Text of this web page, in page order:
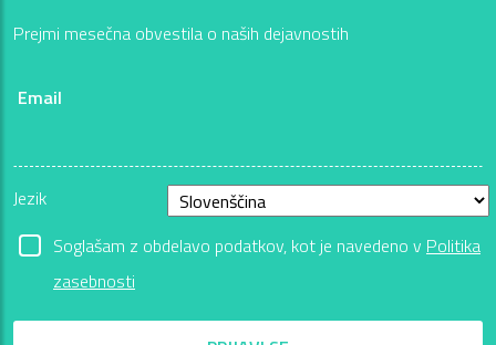
Prejmi mesečna obvestila o naših dejavnostih
Email
Jezik
Soglašam z obdelavo podatkov, kot je navedeno v Politika
zasebnosti